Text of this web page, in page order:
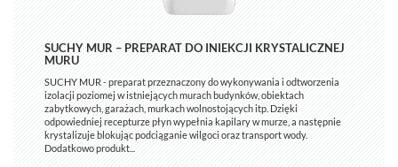
SUCHY MUR – PREPARAT DO INIEKCJI KRYSTALICZNEJ
MURU
SUCHY MUR - preparat przeznaczony do wykonywania i odtworzenia
izolacji poziomej w istniejących murach budynków, obiektach
zabytkowych, garażach, murkach wolnostojących itp. Dzięki
odpowiedniej recepturze płyn wypełnia kapilary w murze, a następnie
krystalizuje blokując podciąganie wilgoci oraz transport wody.
Dodatkowo produkt...